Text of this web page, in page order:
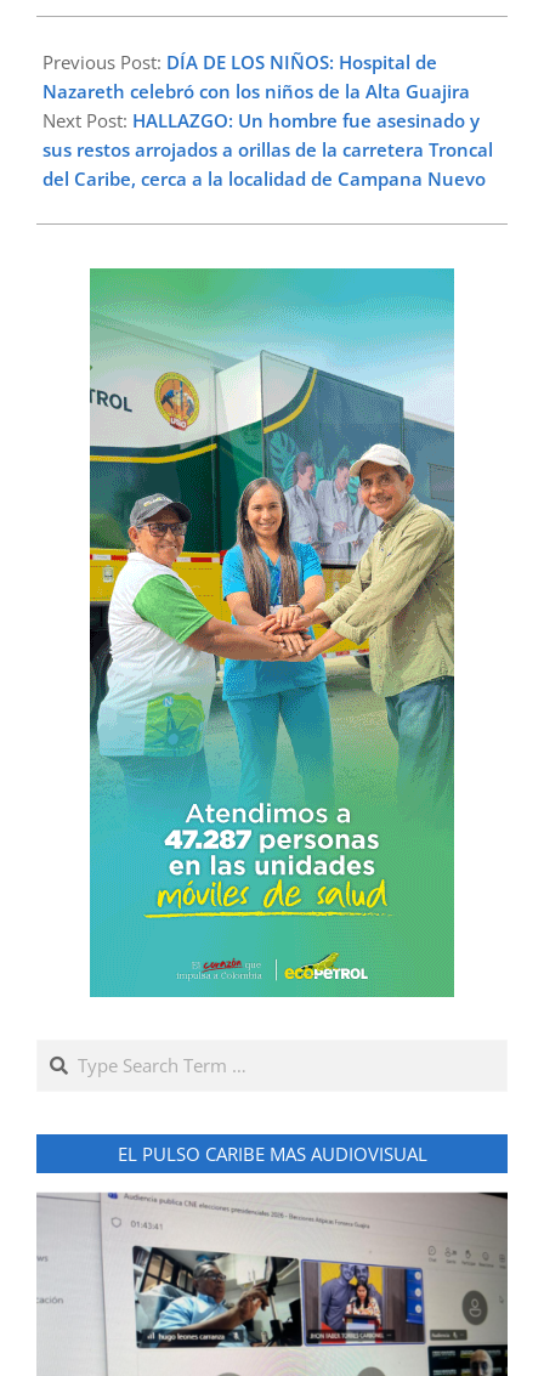
05-
02
Previous Post: DÍA DE LOS NIÑOS: Hospital de
Nazareth celebró con los niños de la Alta Guajira
Next Post: HALLAZGO: Un hombre fue asesinado y
sus restos arrojados a orillas de la carretera Troncal
del Caribe, cerca a la localidad de Campana Nuevo
Search
EL PULSO CARIBE MAS AUDIOVISUAL